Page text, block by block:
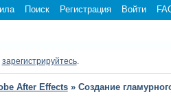
Поиск Регистрация Войти
зарегистрируйтесь.
After Effects » Создание